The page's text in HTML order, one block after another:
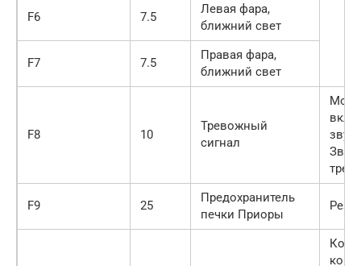
F6 7.5
Левая фара,
ближний свет
F7 7.5
Правая фара,
ближний свет
F8 10
Тревожный
сигнал
F9 25
Предохранитель
печки Приоры